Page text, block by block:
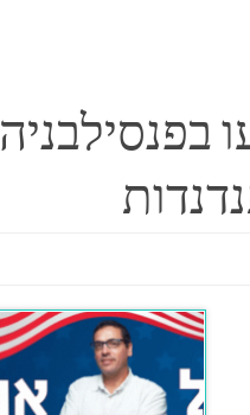
בחירות 2024 יוכרעו בפנסילבניה